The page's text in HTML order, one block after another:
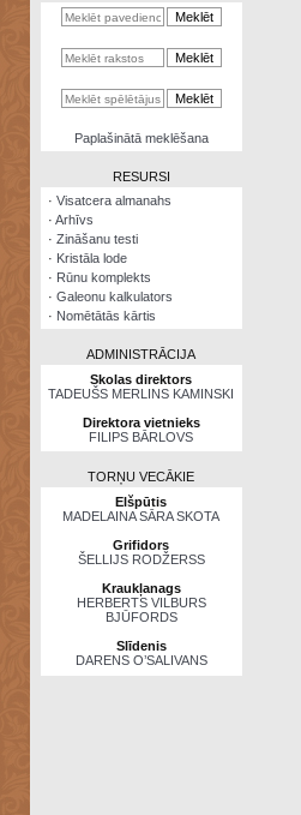
kalkulators
NomētātāsPaplašinātā meklēšana
RESURSI
· Visatcera almanahs
· Arhīvs
· Zināšanu testi
· Kristāla lode
· Rūnu komplekts
· Galeonu kalkulators
· Nomētātās kārtis
ADMINISTRĀCIJA
Skolas direktors
TADEUŠS MERLINS KAMINSKI
Direktora vietnieks
FILIPS BĀRLOVS
TORŅU VECĀKIE
Elšpūtis
MADELAINA SĀRA SKOTA
Grifidors
ŠELLIJS RODŽERSS
Kraukļanags
HERBERTS VILBURS
BJŪFORDS
Slīdenis
DARENS O’SALIVANS